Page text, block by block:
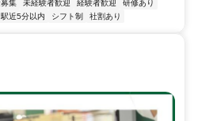
集 未経験者歓迎 経験者歓迎
研修あり
駅近5分以内 シフト制 社割あり